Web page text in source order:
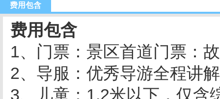
费用包含
费用包含
1、门票：景区首道门票：
2、导服：优秀导游全程讲
3、儿童：1.2米以下，仅含